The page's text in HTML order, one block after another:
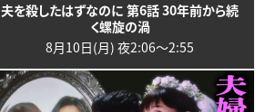
夫を殺したはずなのに 第6話 30年前から続
く螺旋の渦
8月10日(月) 夜2:06〜2:55